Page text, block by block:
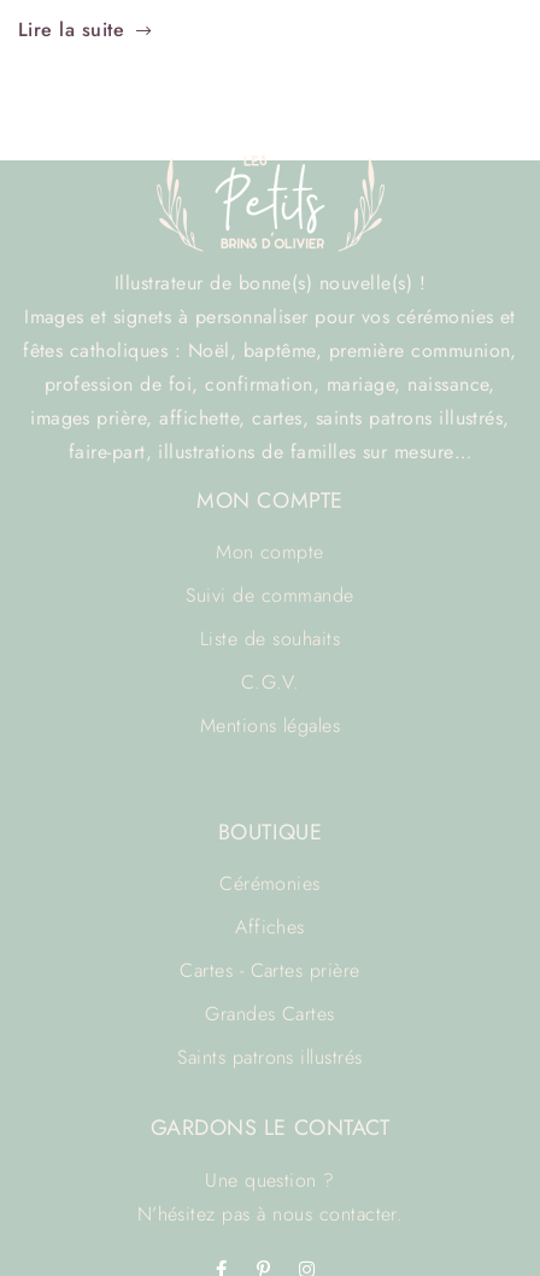
Lire la suite
Illustrateur de bonne(s) nouvelle(s) !
Images et signets à personnaliser pour vos cérémonies et
fêtes catholiques : Noël, baptême, première communion,
profession de foi, confirmation, mariage, naissance,
images prière, affichette, cartes, saints patrons illustrés,
faire-part, illustrations de familles sur mesure…
MON COMPTE
Mon compte
Suivi de commande
Liste de souhaits
C.G.V.
Mentions légales
BOUTIQUE
Cérémonies
Affiches
Cartes - Cartes prière
Grandes Cartes
Saints patrons illustrés
GARDONS LE CONTACT
Une question ?
N’hésitez pas à nous contacter.